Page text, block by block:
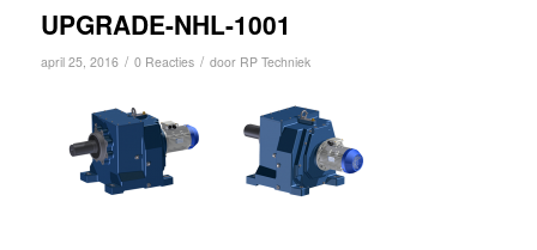
UPGRADE-NHL-1001
april 25, 2016 / 0 Reacties / door RP Techniek